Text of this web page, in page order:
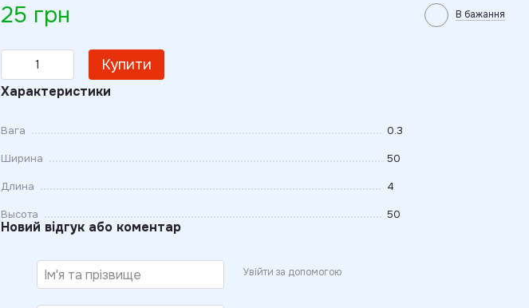
25 грн В бажання
Купити
Характеристики
Вага 0.3
Ширина 50
Длина 4
Высота 50
Новий відгук або коментар
Увійти за допомогою